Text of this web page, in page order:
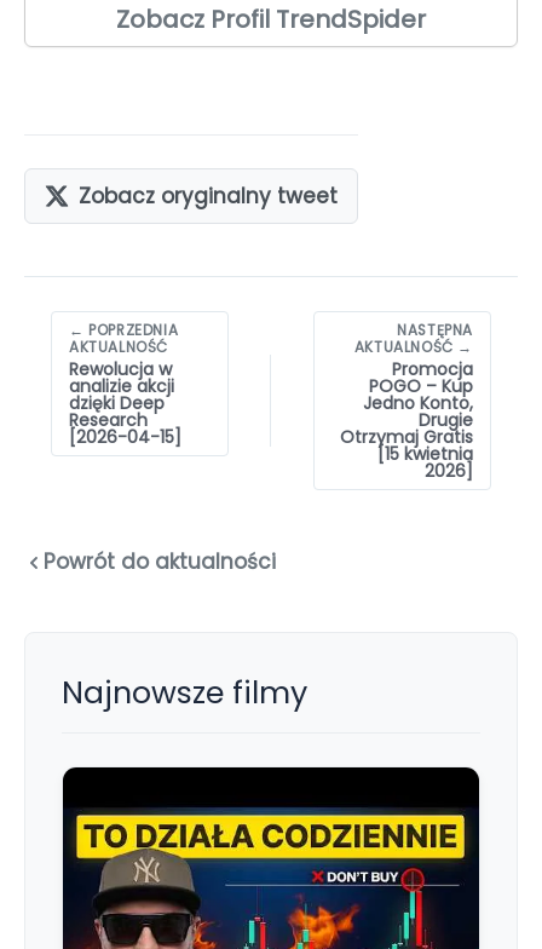
Zobacz Profil TrendSpider
Zobacz oryginalny tweet
Nawigacja
wpisów
← POPRZEDNIA
AKTUALNOŚĆ
Rewolucja w
analizie akcji
dzięki Deep
Research
[2026-04-15]
NASTĘPNA
AKTUALNOŚĆ →
Promocja
POGO – Kup
Jedno Konto,
Drugie
Otrzymaj Gratis
[15 kwietnia
2026]
Powrót do aktualności
Najnowsze filmy